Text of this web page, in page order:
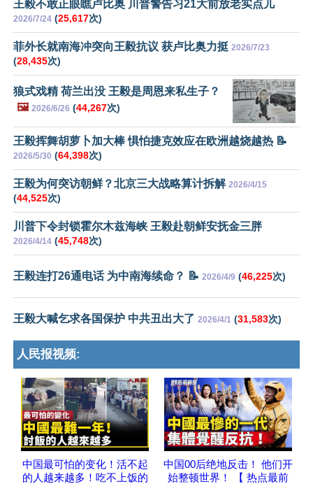
王毅不敢正眼瞧卢比奥 川普警告习21大前放老实点儿
2026/7/24 (25,617次)
菲外长就南海冲突向王毅抗议 获卢比奥力挺 2026/7/23
(28,435次)
狼式戏精 荷兰出没 王毅是周恩来私生子？
🖼️ 2026/6/26 (44,267次)
王毅挥舞胡萝卜加大棒 惧怕捷克效应在欧洲越烧越热 📝
2026/5/30 (64,398次)
王毅为何突访朝鲜？北京三大战略算计拆解 2026/4/15
(44,525次)
川普下令封锁霍尔木兹海峡 王毅赴朝鲜安抚金三胖
2026/4/14 (45,748次)
王毅连打26通电话 为中南海续命？ 📝 2026/4/9 (46,225次)
王毅大喊乞求各国保护 中共丑出大了 2026/4/1 (31,583次)
人民报视频:
中国最可怕的变化！活不起
的人越来越多！吃不上饭的
中国00后绝地反击！ 他们开
始整顿世界！ 【 热点最前